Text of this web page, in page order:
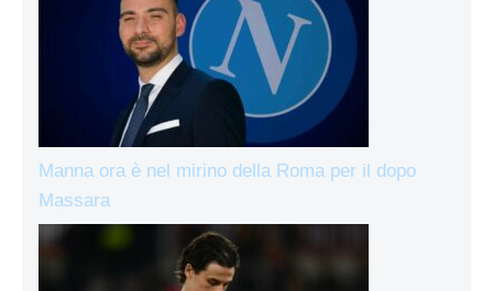
Manna ora è nel mirino della Roma per il dopo
Massara